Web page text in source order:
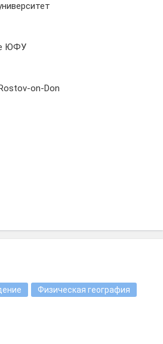
ЮФУ
on-Don
Физическая география